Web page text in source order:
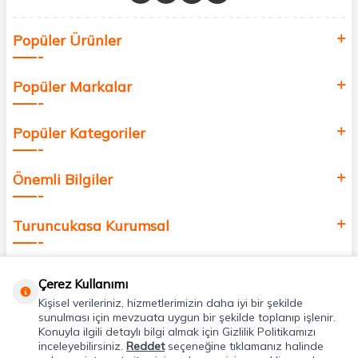
değer katmak için bize katılın!
Popüler Ürünler
Popüler Markalar
Popüler Kategoriler
Önemli Bilgiler
Turuncukasa Kurumsal
Uygulamalarımız
Çerez Kullanımı
Kişisel verileriniz, hizmetlerimizin daha iyi bir şekilde
sunulması için mevzuata uygun bir şekilde toplanıp işlenir.
Konuyla ilgili detaylı bilgi almak için Gizlilik Politikamızı
inceleyebilirsiniz. Reddetseçeneğine tıklamanız halinde